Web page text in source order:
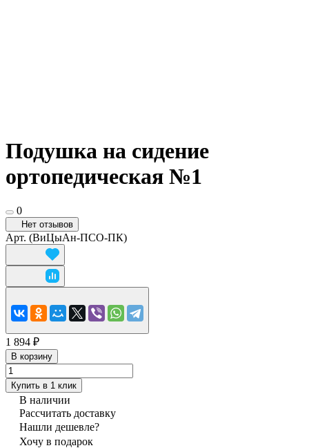
Подушка на сидение
ортопедическая №1
0
Нет отзывов
Арт. (ВиЦыАн-ПСО-ПК)
1 894 ₽
В корзину
Купить в 1 клик
В наличии
Рассчитать доставку
Нашли дешевле?
Хочу в подарок